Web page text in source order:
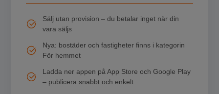
Sälj utan provision – du betalar inget när din
vara säljs
Nya: bostäder och fastigheter finns i kategorin
För hemmet
Ladda ner appen på App Store och Google Play
– publicera snabbt och enkelt